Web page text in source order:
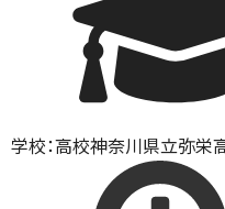
学校：高校神奈川県立弥栄